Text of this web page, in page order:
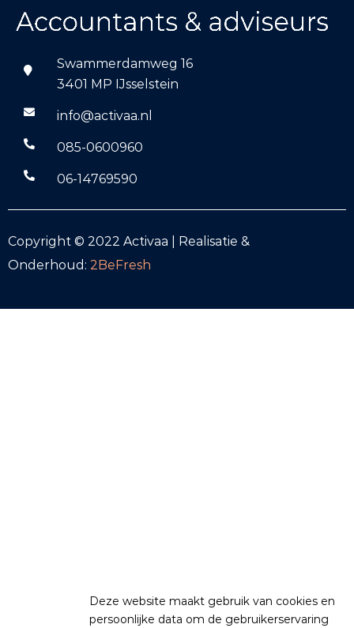
Swammerdamweg 16
3401 MP IJsselstein
info@activaa.nl
085-0600960
06-14769590
Copyright © 2022 Activaa | Realisatie &
Onderhoud: 2BeFresh
Deze website maakt gebruik van cookies en
persoonlijke data om de gebruikerservaring